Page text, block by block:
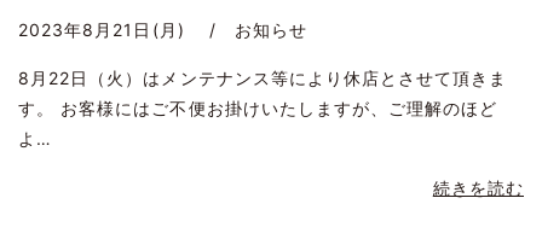
2023年8月21日(月) / お知らせ
8月22日（火）はメンテナンス等により休店とさせて頂きま
す。 お客様にはご不便お掛けいたしますが、ご理解のほど
よ…
続きを読む